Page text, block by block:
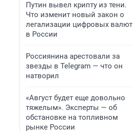
Путин вывел крипту из тени.
Что изменит новый закон о
легализации цифровых валют
в России
Россиянина арестовали за
звезды в Telegram — что он
натворил
«Август будет еще довольно
тяжелым». Эксперты — об
обстановке на топливном
рынке России